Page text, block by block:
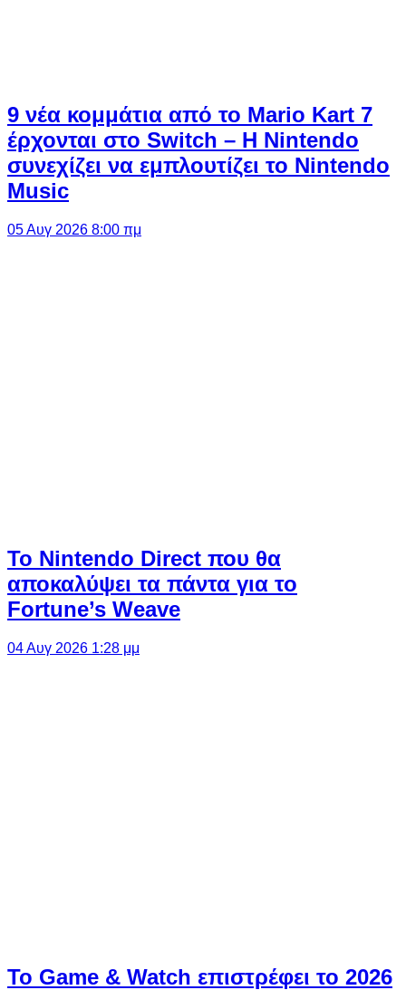
9 νέα κομμάτια από το Mario Kart 7
έρχονται στο Switch – Η Nintendo
συνεχίζει να εμπλουτίζει το Nintendo
Music
05 Αυγ 2026 8:00 πμ
Το Nintendo Direct που θα
αποκαλύψει τα πάντα για το
Fortune’s Weave
04 Αυγ 2026 1:28 μμ
Το Game & Watch επιστρέφει το 2026